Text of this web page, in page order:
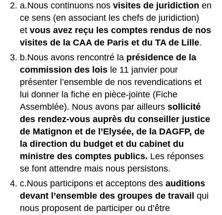
a.Nous continuons nos visites de juridiction en
ce sens (en associant les chefs de juridiction)
et vous avez reçu les comptes rendus de nos
visites de la CAA de Paris et du TA de Lille.
b.Nous avons rencontré la présidence de la
commission des lois le 11 janvier pour
présenter l’ensemble de nos revendications et
lui donner la fiche en pièce-jointe (Fiche
Assemblée). Nous avons par ailleurs sollicité
des rendez-vous auprès du conseiller justice
de Matignon et de l’Elysée, de la DAGFP, de
la direction du budget et du cabinet du
ministre des comptes publics. Les réponses
se font attendre mais nous persistons.
c.Nous participons et acceptons des auditions
devant l’ensemble des groupes de travail qui
nous proposent de participer ou d’être